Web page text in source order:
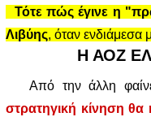
Τότε πώς έγινε η
Λιβύης, όταν
Η ΑΟΖ
Από την άλλη
στρατηγική κίνηση θα